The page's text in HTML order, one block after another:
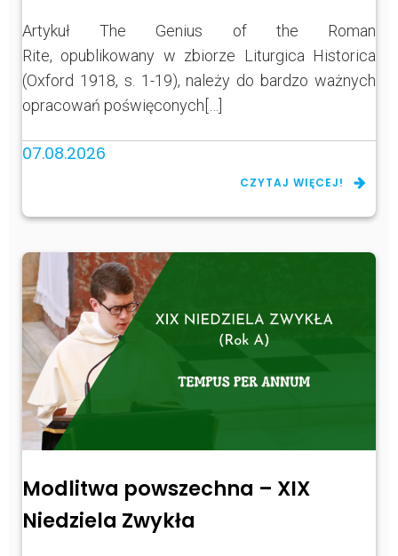
Artykuł The Genius of the Roman
Rite, opublikowany w zbiorze Liturgica Historica
(Oxford 1918, s. 1-19), należy do bardzo ważnych
opracowań poświęconych[…]
07.08.2026
CZYTAJ WIĘCEJ!
Modlitwa powszechna – XIX
Niedziela Zwykła